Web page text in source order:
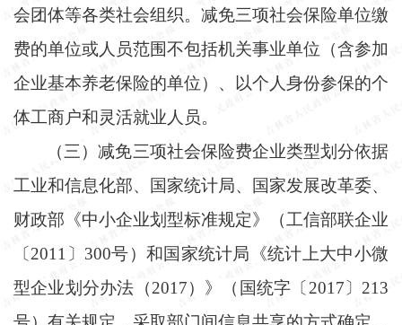
会团体等各类社会组织。减免三项社会保险单位缴
费的单位或人员范围不包括机关事业单位（含参加
企业基本养老保险的单位）、以个人身份参保的个
体工商户和灵活就业人员。
（三）减免三项社会保险费企业类型划分依据
工业和信息化部、国家统计局、国家发展改革委、
财政部《中小企业划型标准规定》（工信部联企业
〔2011〕300号）和国家统计局《统计上大中小微
型企业划分办法（2017）》（国统字〔2017〕213